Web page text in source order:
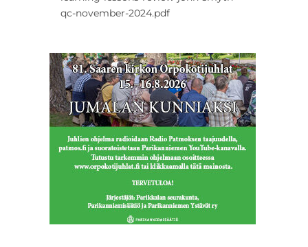
qc-november-2024.pdf